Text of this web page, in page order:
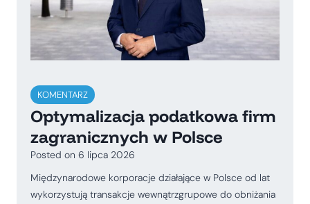
KOMENTARZ
Optymalizacja podatkowa firm
zagranicznych w Polsce
Posted on 6 lipca 2026
Międzynarodowe korporacje działające w Polsce od lat
wykorzystują transakcje wewnątrzgrupowe do obniżania